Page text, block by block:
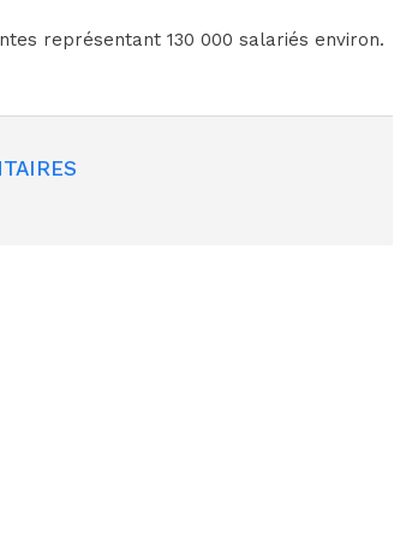
représentant 130 000 salariés environ.